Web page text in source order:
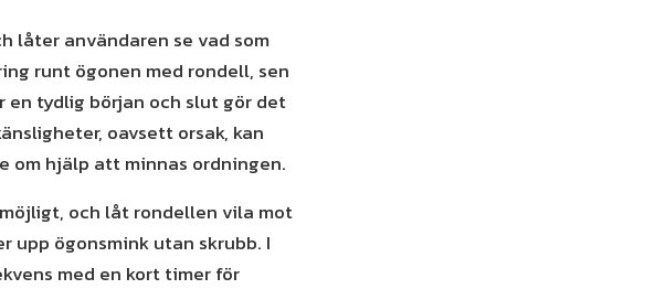
låter användaren se vad som
runt ögonen med rondell, sen
tydlig början och slut gör det
oavsett orsak, kan
om hjälp att minnas ordningen.
och låt rondellen vila mot
upp ögonsmink utan skrubb. I
med en kort timer för